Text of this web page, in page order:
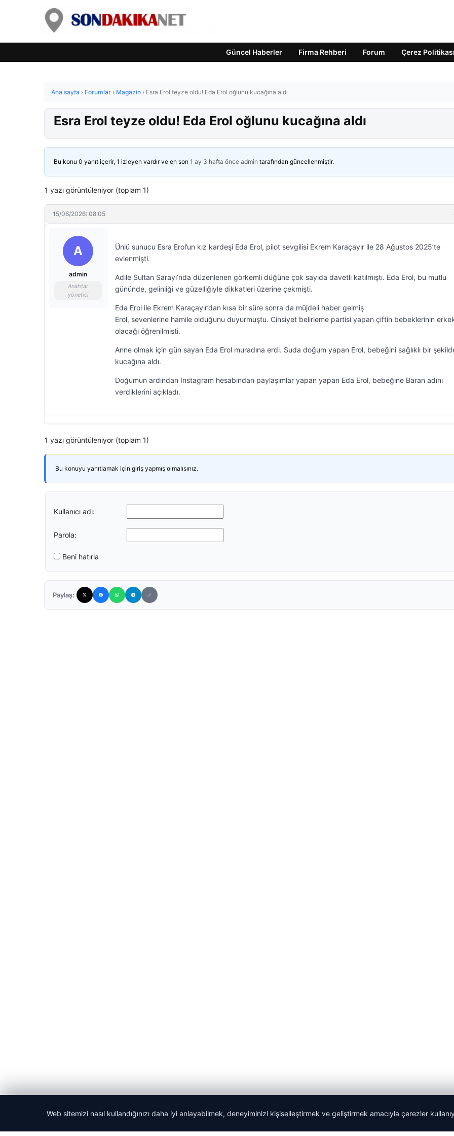
Güncel Haberler Firma Rehberi Forum Çerez Politikası
Ana sayfa › Forumlar › Magazin › Esra Erol teyze oldu! Eda Erol oğlunu kucağına aldı
Esra Erol teyze oldu! Eda Erol oğlunu kucağına aldı
Bu konu 0 yanıt içerir, 1 izleyen vardır ve en son 1 ay 3 hafta önce admin tarafından güncellenmiştir.
1 yazı görüntüleniyor (toplam 1)
15/06/2026: 08:05
A
admin
Anahtar
yönetici
Ünlü sunucu Esra Erol’un kız kardeşi Eda Erol, pilot sevgilisi Ekrem Karaçayır ile 28 Ağustos 2025’te
evlenmişti.
Adile Sultan Sarayı’nda düzenlenen görkemli düğüne çok sayıda davetli katılmıştı. Eda Erol, bu mutlu
gününde, gelinliği ve güzelliğiyle dikkatleri üzerine çekmişti.
Eda Erol ile Ekrem Karaçayır’dan kısa bir süre sonra da müjdeli haber gelmiş
Erol, sevenlerine hamile olduğunu duyurmuştu. Cinsiyet belirleme partisi yapan çiftin bebeklerinin
olacağı öğrenilmişti.
Anne olmak için gün sayan Eda Erol muradına erdi. Suda doğum yapan Erol, bebeğini sağlıklı bir
kucağına aldı.
Doğumun ardından Instagram hesabından paylaşımlar yapan yapan Eda Erol, bebeğine Baran adını
verdiklerini açıkladı.
1 yazı görüntüleniyor (toplam 1)
Bu konuyu yanıtlamak için giriş yapmış olmalısınız.
Kullanıcı adı:
Parola:
Beni hatırla
Paylaş:
© 2026 Son Dakika Net – Güncel Haberler
Web sitemizi nasıl kullandığınızı daha iyi anlayabilmek, deneyiminizi kişiselleştirmek ve geliştirmek amacıyla çerezler